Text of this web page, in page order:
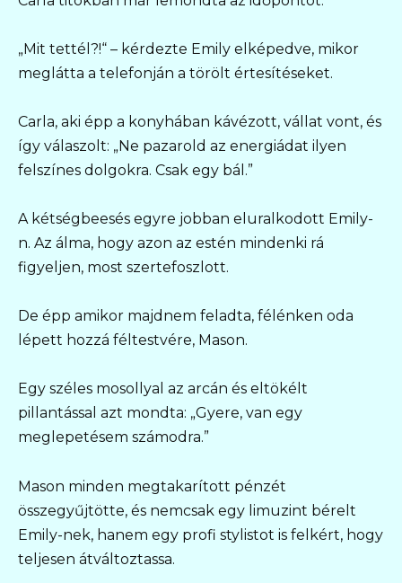
„Mit tettél?!“ – kérdezte Emily elképedve, mikor
meglátta a telefonján a törölt értesítéseket.
Carla, aki épp a konyhában kávézott, vállat vont, és
így válaszolt: „Ne pazarold az energiádat ilyen
felszínes dolgokra. Csak egy bál.”
A kétségbeesés egyre jobban eluralkodott Emily-
n. Az álma, hogy azon az estén mindenki rá
figyeljen, most szertefoszlott.
De épp amikor majdnem feladta, félénken oda
lépett hozzá féltestvére, Mason.
Egy széles mosollyal az arcán és eltökélt
pillantással azt mondta: „Gyere, van egy
meglepetésem számodra.”
Mason minden megtakarított pénzét
összegyűjtötte, és nemcsak egy limuzint bérelt
Emily-nek, hanem egy profi stylistot is felkért, hogy
teljesen átváltoztassa.